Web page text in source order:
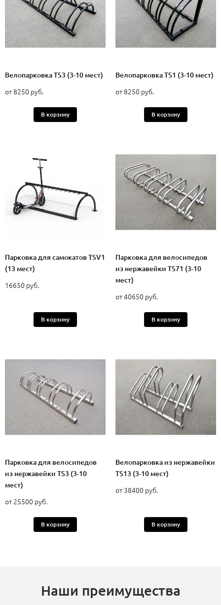
Велопарковка TS3 (3-10 мест)
от 8250 руб.
В корзину
Велопарковка TS1 (3-10 мест)
от 8250 руб.
В корзину
Парковка для самокатов TSV1
(13 мест)
16650 руб.
В корзину
Парковка для велосипедов
из нержавейки TS71 (3-10
мест)
от 40650 руб.
В корзину
Парковка для велосипедов
из нержавейки TS3 (3-10
мест)
от 25500 руб.
В корзину
Велопарковка из нержавейки
TS13 (3-10 мест)
от 38400 руб.
В корзину
Наши преимущества